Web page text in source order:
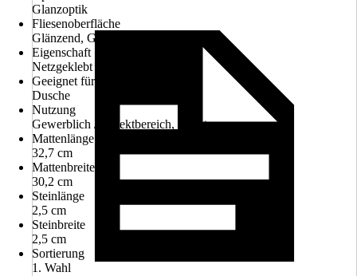
Glanzoptik
Fliesenoberfläche
Glänzend, Gebürstet
Eigenschaft
Netzgeklebt
Geeignet für
Dusche
Nutzung
Gewerblich / Objektbereich, Privat
Mattenlänge
32,7 cm
Mattenbreite
30,2 cm
Steinlänge
2,5 cm
Steinbreite
2,5 cm
Sortierung
1. Wahl